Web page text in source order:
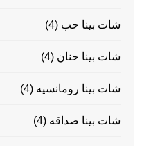
شات بينا حب (4)
شات بينا حنان (4)
شات بينا رومانسيه (4)
شات بينا صداقه (4)